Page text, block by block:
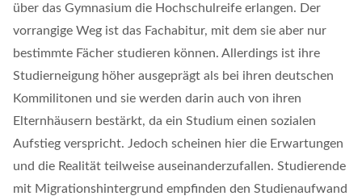
über das Gymnasium die Hochschulreife erlangen. Der
vorrangige Weg ist das Fachabitur, mit dem sie aber nur
bestimmte Fächer studieren können. Allerdings ist ihre
Studierneigung höher ausgeprägt als bei ihren deutschen
Kommilitonen und sie werden darin auch von ihren
Elternhäusern bestärkt, da ein Studium einen sozialen
Aufstieg verspricht. Jedoch scheinen hier die Erwartungen
und die Realität teilweise auseinanderzufallen. Studierende
mit Migrationshintergrund empfinden den Studienaufwand